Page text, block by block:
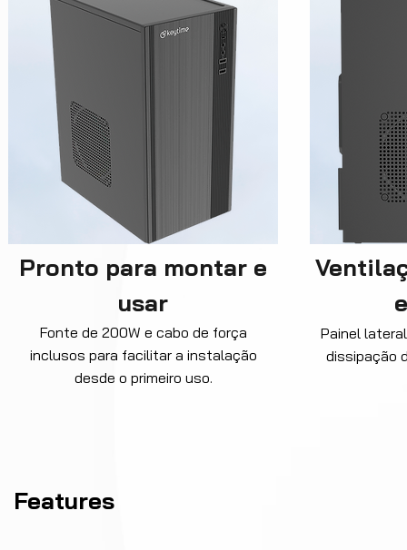
Pronto para montar e
usar
Fonte de 200W e cabo de força
inclusos para facilitar a instalação
desde o primeiro uso.
Painel
dissipação
Features